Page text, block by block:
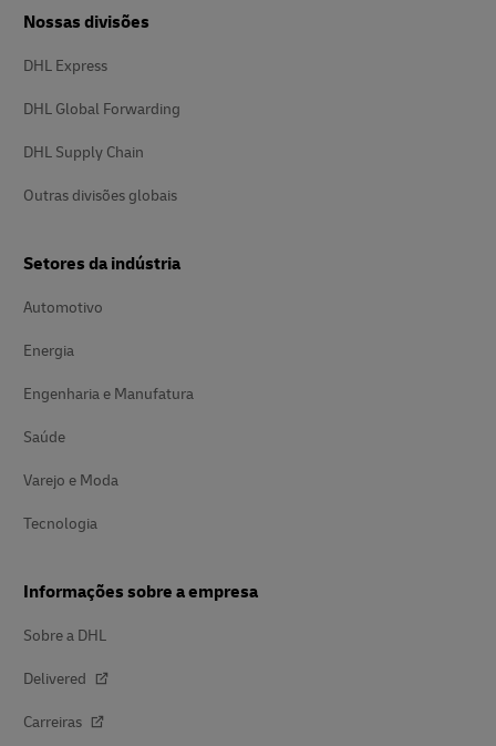
Nossas divisões
DHL Express
DHL Global Forwarding
DHL Supply Chain
Outras divisões globais
Setores da indústria
Automotivo
Energia
Engenharia e Manufatura
Saúde
Varejo e Moda
Tecnologia
Informações sobre a empresa
Sobre a DHL
Delivered
Carreiras